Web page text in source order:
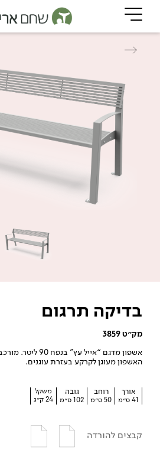
בדיקה תרגום
מק״ט 3859
אשפון מדגם “אייל
האשפון מעוגן לקרקע בעזרת עוגנים.
אורך
41 ס״מ
רוחב
50 ס״מ
גובה
102 ס״מ
משקל
24 ק״ג
קבצים להורדה